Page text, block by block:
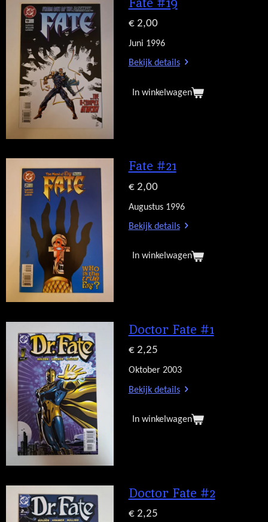
€ 2,00
Juni 1996
Bekijk details
In winkelwagen
Fate #21
€ 2,00
Augustus 1996
Bekijk details
In winkelwagen
Doctor Fate #1
€ 2,25
Oktober 2003
Bekijk details
In winkelwagen
Doctor Fate #2
€ 2,25